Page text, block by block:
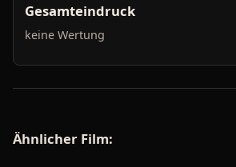
Gesamteindruck
keine Wertung
Ähnlicher Film: